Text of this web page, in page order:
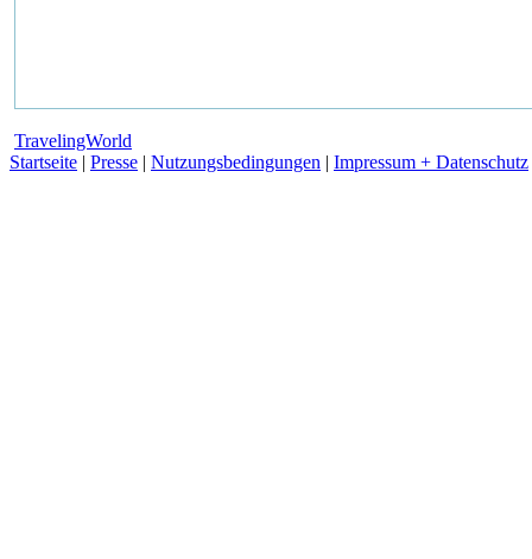
TravelingWorld
Startseite | Presse | Nutzungsbedingungen | Impressum + Datenschutz